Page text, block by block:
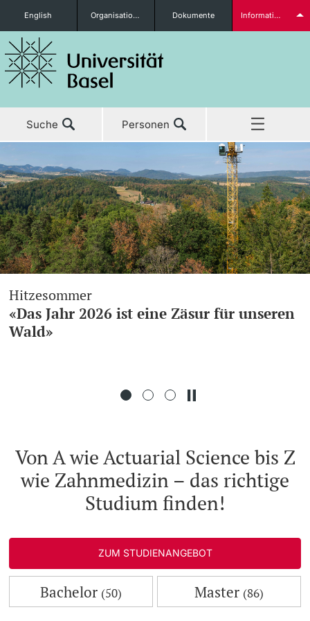
Studieninteressierte
weitere Informationen
Studierende
Fördernde & Alumni
English Organisationseinheiten Dokumente Informationen für...
Suche Personen
Aktuell
Studium
Forschung
Lehre
Weiterbildung
Hitzesommer
«Das Jahr 2026 ist eine Zäsur für unseren
Wald»
Von A wie Actuarial Science bis Z
wie Zahnmedizin – das richtige
Studium finden!
ZUM STUDIENANGEBOT
Bachelor (50) Master (86)